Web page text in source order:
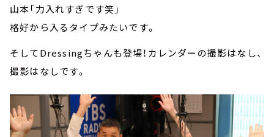
山本「力入れすぎです笑」
格好から入るタイプみたいです。
そしてDressingちゃんも登場！カレンダーの撮影はなし、
撮影はなしです。